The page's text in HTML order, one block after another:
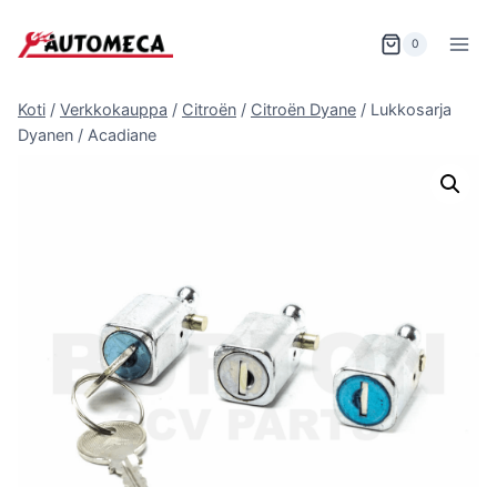
sisältöön
0
Koti / Verkkokauppa / Citroën / Citroën Dyane / Lukkosarja
Dyanen / Acadiane